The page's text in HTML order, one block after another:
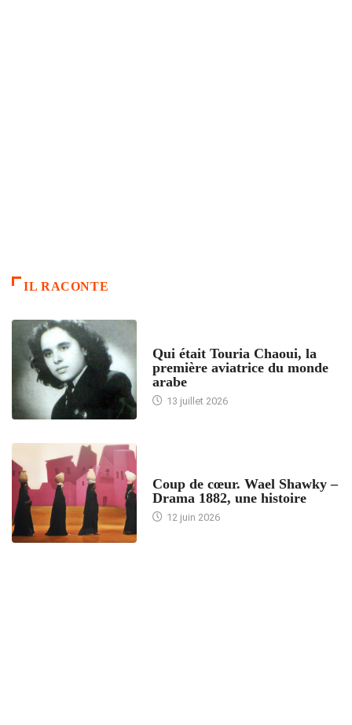
IL RACONTE
Qui était Touria Chaoui, la
première aviatrice du monde
arabe
13 juillet 2026
Coup de cœur. Wael Shawky –
Drama 1882, une histoire
12 juin 2026